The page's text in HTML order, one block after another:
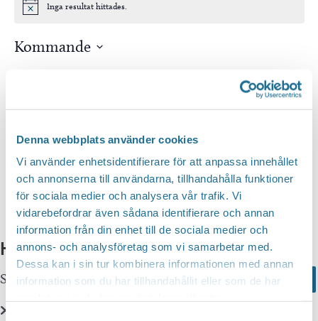
Denna webbplats använder cookies
Vi använder enhetsidentifierare för att anpassa innehållet
och annonserna till användarna, tillhandahålla funktioner
för sociala medier och analysera vår trafik. Vi
vidarebefordrar även sådana identifierare och annan
information från din enhet till de sociala medier och
annons- och analysföretag som vi samarbetar med.
Dessa kan i sin tur kombinera informationen med annan
information som du har tillhandahållit eller som de har
Notis Inga resultat hittades.
Kommande
Nästa
Prenumerera på kalender
Hittar du inte vad du söker?
Sök här... Search